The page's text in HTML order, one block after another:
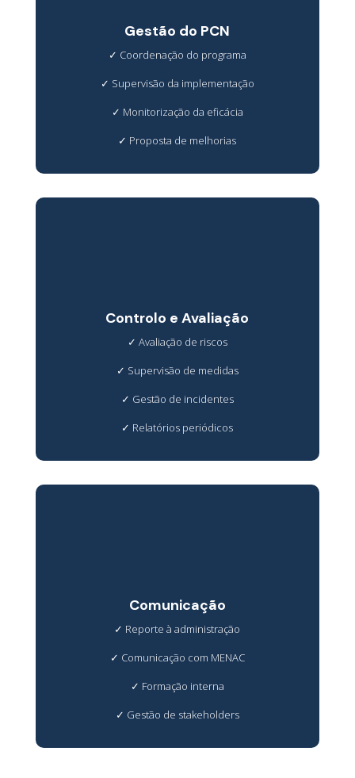
Gestão do PCN
✓ Coordenação do programa
✓ Supervisão da implementação
✓ Monitorização da eficácia
✓ Proposta de melhorias
Controlo e Avaliação
✓ Avaliação de riscos
✓ Supervisão de medidas
✓ Gestão de incidentes
✓ Relatórios periódicos
Comunicação
✓ Reporte à administração
✓ Comunicação com MENAC
✓ Formação interna
✓ Gestão de stakeholders